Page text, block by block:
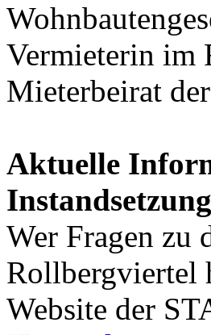
Vermieterin im
Mieterbeirat
Aktuelle
Wer Fragen zu
Rollbergviertel
Website der